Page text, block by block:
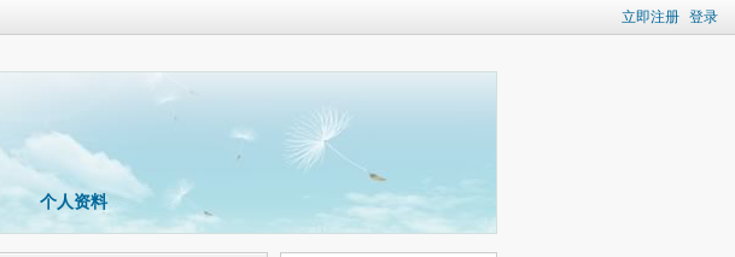
立即注册 登录
个人资料